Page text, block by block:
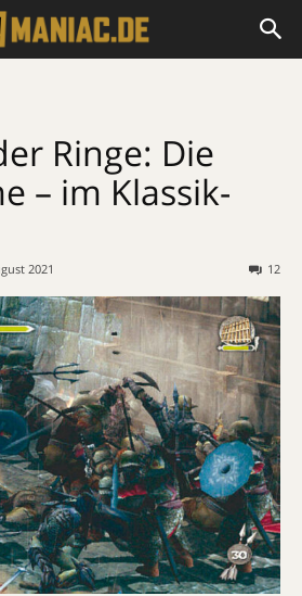
Ringe: Die
– im Klassik-
2021 12